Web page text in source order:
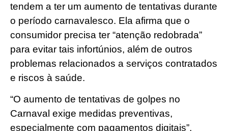
tendem a ter um aumento de tentativas durante
o período carnavalesco. Ela afirma que o
consumidor precisa ter “atenção redobrada”
para evitar tais infortúnios, além de outros
problemas relacionados a serviços contratados
e riscos à saúde.
“O aumento de tentativas de golpes no
Carnaval exige medidas preventivas,
especialmente com pagamentos digitais”,